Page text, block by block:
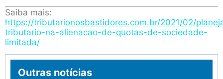
Saiba mais:
https://tributarionosbastidores.com.br/2021/02/
tributario-na-alienacao-de-quotas-de-sociedade-
limitada/
Outras notícias